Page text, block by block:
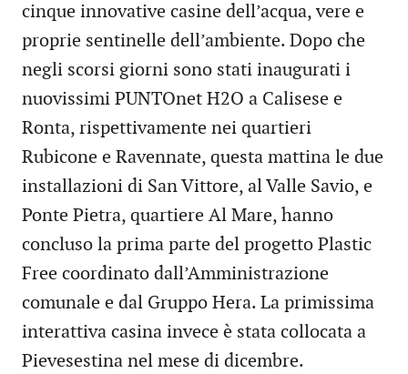
cinque innovative casine dell’acqua, vere e
proprie sentinelle dell’ambiente. Dopo che
negli scorsi giorni sono stati inaugurati i
nuovissimi PUNTOnet H2O a Calisese e
Ronta, rispettivamente nei quartieri
Rubicone e Ravennate, questa mattina le due
installazioni di San Vittore, al Valle Savio, e
Ponte Pietra, quartiere Al Mare, hanno
concluso la prima parte del progetto Plastic
Free coordinato dall’Amministrazione
comunale e dal Gruppo Hera. La primissima
interattiva casina invece è stata collocata a
Pievesestina nel mese di dicembre.